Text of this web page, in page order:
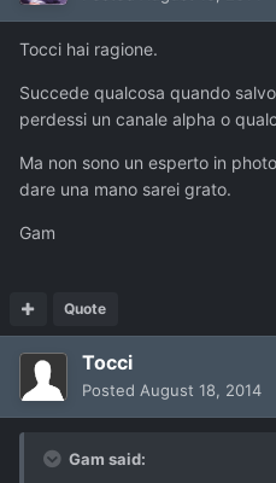
Tocci hai ragione.
Succede qualcosa quando
perdessi un canale alpha o
Ma non sono un esperto in
dare una mano sarei grato.
Gam
Quote
Tocci
Posted August 18, 2014
Gam said: